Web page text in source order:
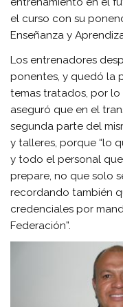
el curso con su
Enseñanza y
Los entrenadores
ponentes, y quedó la
temas tratados, por
aseguró que en el
segunda parte del
y talleres, porque “lo
y todo el personal
prepare, no que solo
recordando también
credenciales por
Federación”.